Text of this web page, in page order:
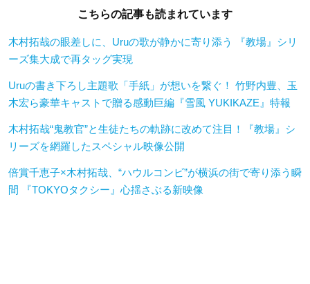
こちらの記事も読まれています
木村拓哉の眼差しに、Uruの歌が静かに寄り添う 『教場』シリ
ーズ集大成で再タッグ実現
Uruの書き下ろし主題歌「手紙」が想いを繋ぐ！ 竹野内豊、玉
木宏ら豪華キャストで贈る感動巨編『雪風 YUKIKAZE』特報
木村拓哉“鬼教官”と生徒たちの軌跡に改めて注目！『教場』シ
リーズを網羅したスペシャル映像公開
倍賞千恵子×木村拓哉、“ハウルコンビ”が横浜の街で寄り添う瞬
間 『TOKYOタクシー』心揺さぶる新映像